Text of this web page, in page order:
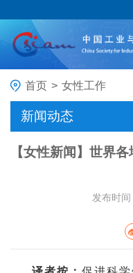
首页 > 女性工作
新闻动态
【女性新闻】世界
发布时